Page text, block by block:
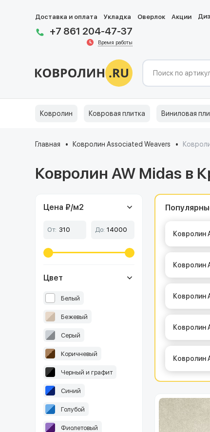
Доставка и оплата Укладка Оверлок Акции
+7 861 204-47-37
Время работы
Ковролин Ковровая плитка Виниловая
Главная Ковролин Associated Weavers
Ковролин AW Midas в
Цена ₽/м2
От: До:
Цвет
Белый
Бежевый
Серый
Коричневый
Черный и графит
Синий
Голубой
Фиолетовый
Ковролин
Ковролин
Ковролин
Ковролин
Ковролин